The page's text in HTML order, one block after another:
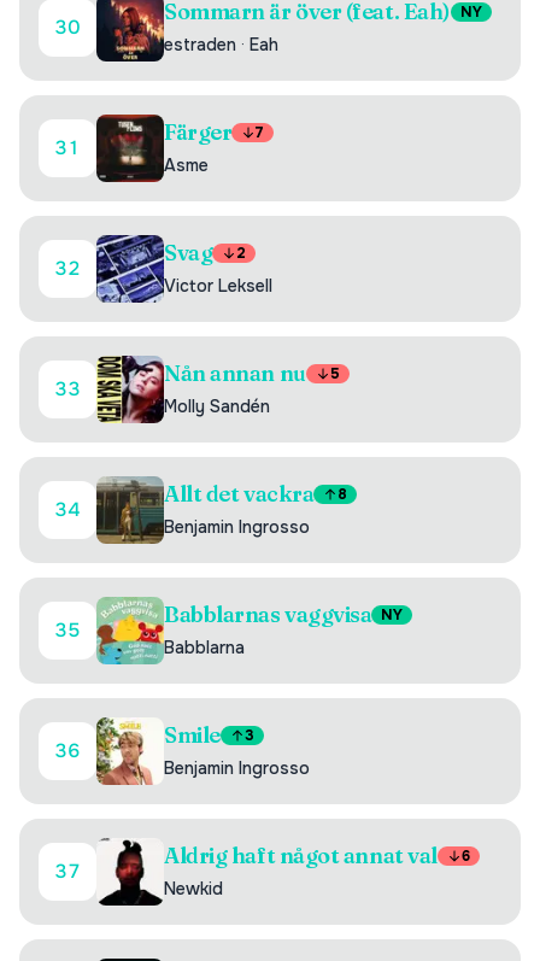
30
Sommarn är över (feat. Eah) NY
estraden · Eah
31
Färger 7
Asme
32
Svag 2
Victor Leksell
33
Nån annan nu 5
Molly Sandén
34
Allt det vackra 8
Benjamin Ingrosso
35
Babblarnas vaggvisa NY
Babblarna
36
Smile 3
Benjamin Ingrosso
37
Aldrig haft något annat val 6
Newkid